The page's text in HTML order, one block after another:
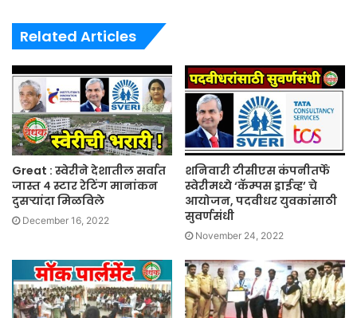
Related Articles
Great : स्वेरीने देशातील सर्वात
जास्त ४ स्टार रेटिंग मानांकन
दुसऱ्यांदा मिळविले
December 16, 2022
शनिवारी टीसीएस कंपनीतर्फे
स्वेरीमध्ये ‘कॅम्पस ड्राईव्ह’ चे
आयोजन, पदवीधर युवकांसाठी
सुवर्णसंधी
November 24, 2022